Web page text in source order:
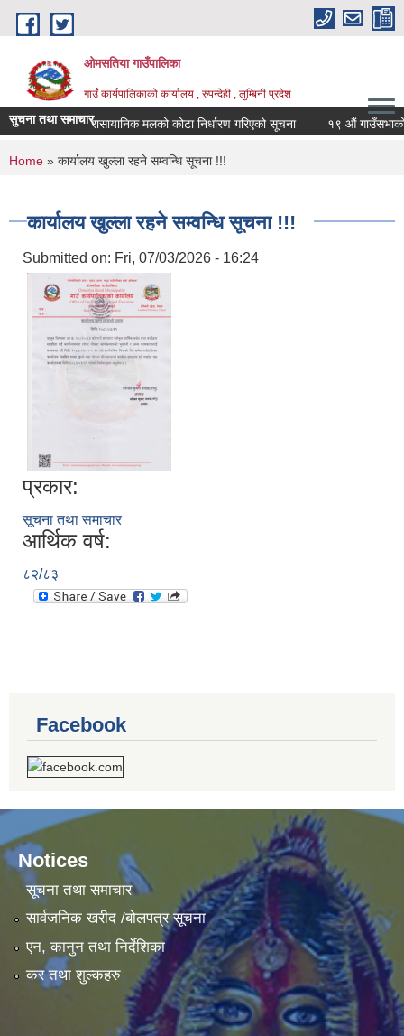
Skip to main content
ओमसतिया गाउँपालिका
गाउँ कार्यपालिकाको कार्यालय , रुपन्देही , लुम्बिनी प्रदेश
सुचना तथा समाचाररासायानिक मलको कोटा निर्धारण गरिएको सूचना १९ औं गाउँसभाको
You are here
Home » कार्यालय खुल्ला रहने सम्वन्धि सूचना !!!
कार्यालय खुल्ला रहने सम्वन्धि सूचना !!!
Submitted on: Fri, 07/03/2026 - 16:24
प्रकार:
सूचना तथा समाचार
आर्थिक वर्ष:
८२/८३
Facebook
Notices
सूचना तथा समाचार
सार्वजनिक खरीद /बोलपत्र सूचना
एन, कानुन तथा निर्देशिका
कर तथा शुल्कहरु